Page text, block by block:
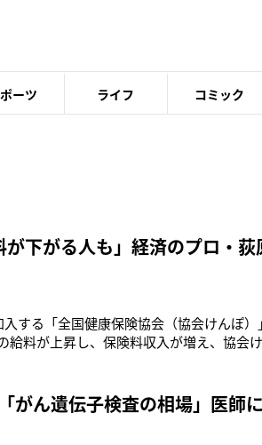
ーツ ライフ コミック
が下がる人も」経済のプロ・
する「全国健康保険協会（協会けんぽ
給料が上昇し、保険料収入が増え、協会
なる模様。確定すれば34年ぶりの引き下
がん遺伝子検査の相場」医師